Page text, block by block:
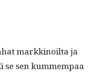
markki­noil­ta ja
sen kum­mem­paa